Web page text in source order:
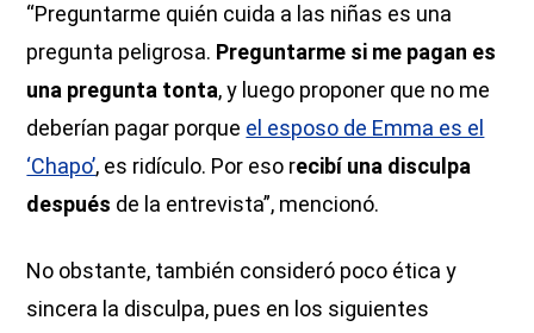
“Preguntarme quién cuida a las niñas es una
pregunta peligrosa. Preguntarme si me pagan es
una pregunta tonta, y luego proponer que no me
deberían pagar porque el esposo de Emma es el
‘Chapo’, es ridículo. Por eso recibí una disculpa
después de la entrevista”, mencionó.
No obstante, también consideró poco ética y
sincera la disculpa, pues en los siguientes